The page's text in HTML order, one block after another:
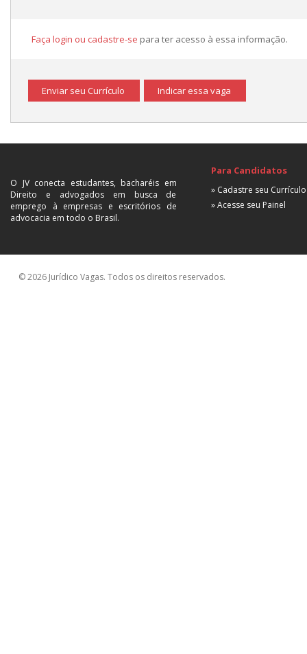
Faça login ou cadastre-se para ter acesso à essa informação.
Enviar seu Currículo Indicar essa vaga
O JV conecta estudantes, bacharéis em
Direito e advogados em busca de
emprego à empresas e escritórios de
advocacia em todo o Brasil.
Para Candidatos
» Cadastre seu Currículo
» Acesse seu Painel
© 2026 Jurídico Vagas. Todos os direitos reservados.